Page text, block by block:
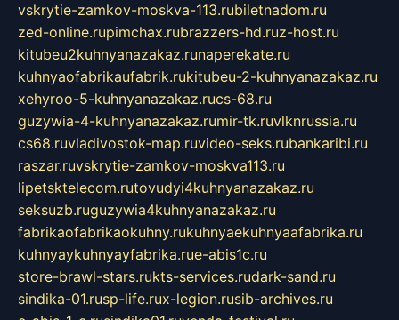
vskrytie-zamkov-moskva-113.rubiletnadom.ru
zed-online.rupimchax.rubrazzers-hd.ruz-host.ru
kitubeu2kuhnyanazakaz.runaperekate.ru
kuhnyaofabrikaufabrik.rukitubeu-2-kuhnyanazakaz.ru
xehyroo-5-kuhnyanazakaz.rucs-68.ru
guzywia-4-kuhnyanazakaz.rumir-tk.ruvlknrussia.ru
cs68.ruvladivostok-map.ruvideo-seks.rubankaribi.ru
raszar.ruvskrytie-zamkov-moskva113.ru
lipetsktelecom.rutovudyi4kuhnyanazakaz.ru
seksuzb.ruguzywia4kuhnyanazakaz.ru
fabrikaofabrikaokuhny.rukuhnyaekuhnyaafabrika.ru
kuhnyaykuhnyayfabrika.rue-abis1c.ru
store-brawl-stars.rukts-services.rudark-sand.ru
sindika-01.rusp-life.rux-legion.rusib-archives.ru